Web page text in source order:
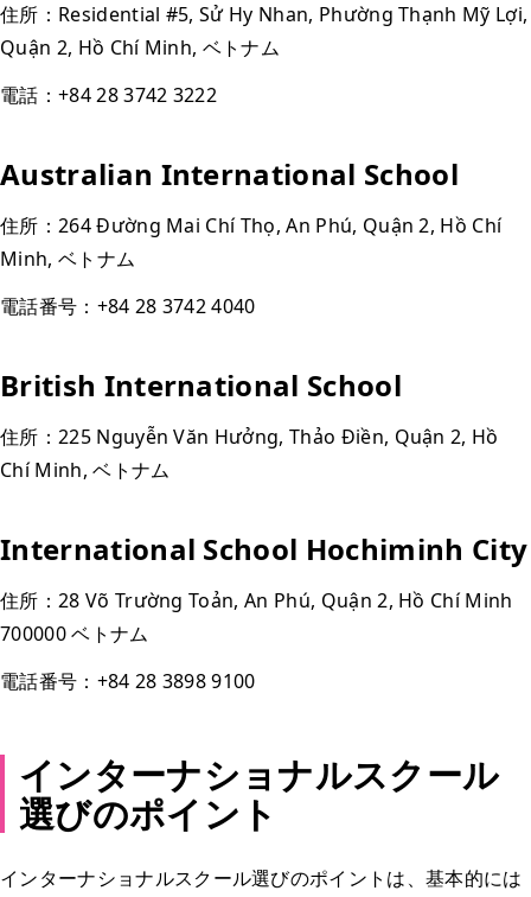
住所：Residential #5, Sử Hy Nhan, Phường Thạnh Mỹ Lợi,
Quận 2, Hồ Chí Minh, ベトナム
電話：+84 28 3742 3222
Australian International School
住所：264 Đường Mai Chí Thọ, An Phú, Quận 2, Hồ Chí
Minh, ベトナム
電話番号：+84 28 3742 4040
British International School
住所：225 Nguyễn Văn Hưởng, Thảo Điền, Quận 2, Hồ
Chí Minh, ベトナム
International School Hochiminh City
住所：28 Võ Trường Toản, An Phú, Quận 2, Hồ Chí Minh
700000 ベトナム
電話番号：+84 28 3898 9100
インターナショナルスクール
選びのポイント
インターナショナルスクール選びのポイントは、基本的には